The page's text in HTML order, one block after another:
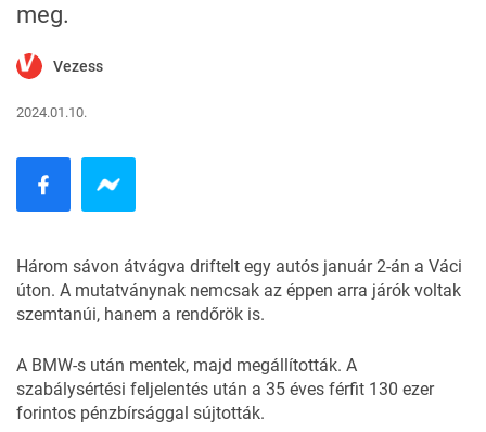
meg.
Vezess
2024.01.10.
Három sávon átvágva driftelt egy autós január 2-án a Váci
úton. A mutatványnak nemcsak az éppen arra járók voltak
szemtanúi, hanem a rendőrök is.
A BMW-s után mentek, majd megállították. A
szabálysértési feljelentés után a 35 éves férfit 130 ezer
forintos pénzbírsággal sújtották.